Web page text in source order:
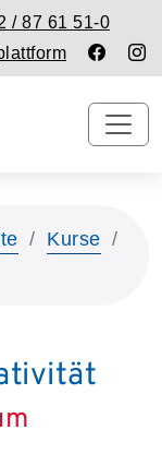
/ 87 61 51-0
Kurse